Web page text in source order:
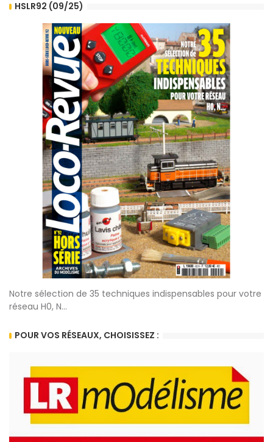
HSLR92 (09/25)
Notre sélection de 35 techniques indispensables pour votre
réseau H0, N...
POUR VOS RÉSEAUX, CHOISISSEZ :